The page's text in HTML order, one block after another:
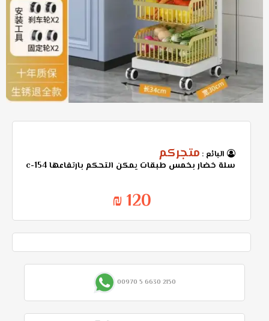
البائع : متجركم
سلة خضار بخمس طبقات يمكن التحكم بارتفاعها c-154
120 ₪
00970 5 6630 2150